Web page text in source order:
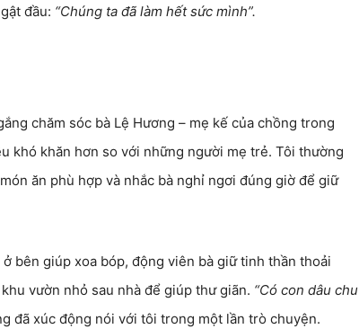
đầu: “Chúng ta đã làm hết sức mình”.
chăm sóc bà Lệ Hương – mẹ kế của chồng trong
khó khăn hơn so với những người mẹ trẻ. Tôi thường
ăn phù hợp và nhắc bà nghỉ ngơi đúng giờ để giữ
bên giúp xoa bóp, động viên bà giữ tinh thần thoải
vườn nhỏ sau nhà để giúp thư giãn. “Có con dâu chu
đã xúc động nói với tôi trong một lần trò chuyện.